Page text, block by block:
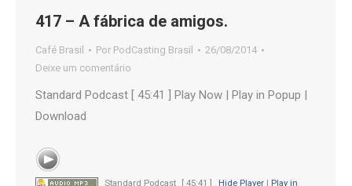
417 – A fábrica de amigos.
Café Brasil Por PodCasting Brasil
26/08/2014
Deixe um comentário
Standard Podcast [ 45:41 ] Play Now | Play in Popup |
Download
Standard Podcast [ 45:41 ] Hide Player| Play in